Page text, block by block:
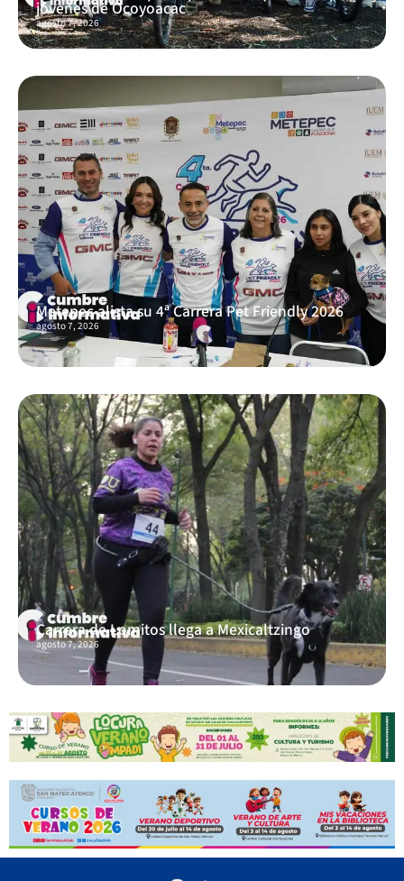
jóvenes de Ocoyoacac
agosto 7, 2026
Metepec alista su 4ª Carrera Pet Friendly 2026
agosto 7, 2026
Carrera de Lomitos llega a Mexicaltzingo
agosto 7, 2026